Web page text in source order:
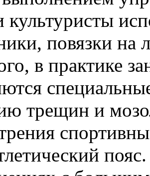
культуристы
повязки на
в практике
трещин и